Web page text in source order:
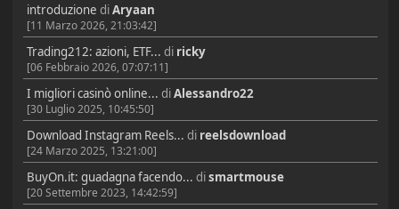
introduzione diAryaan
[11 Marzo 2026, 21:03:42]
Trading212: azioni, ETF... di ricky
[06 Febbraio 2026, 07:07:11]
I migliori casinò online... diAlessandro22
[30 Luglio 2025, 10:45:50]
Download Instagram Reels... di reelsdownload
[24 Marzo 2025, 13:21:00]
BuyOn.it: guadagna facendo... dismartmouse
[20 Settembre 2023, 14:42:59]